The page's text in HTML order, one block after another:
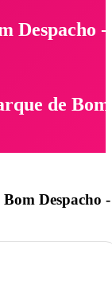
Despacho -
de Bom
Despacho -